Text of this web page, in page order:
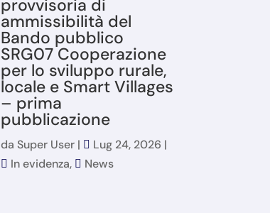
provvisoria di
ammissibilità del
Bando pubblico
SRG07 Cooperazione
per lo sviluppo rurale,
locale e Smart Villages
– prima
pubblicazione
da Super User| Lug 24, 2026 |
In evidenza, News